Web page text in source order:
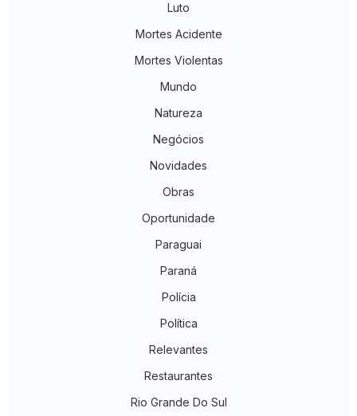
Luto
Mortes Acidente
Mortes Violentas
Mundo
Natureza
Negócios
Novidades
Obras
Oportunidade
Paraguai
Paraná
Polícia
Política
Relevantes
Restaurantes
Rio Grande Do Sul